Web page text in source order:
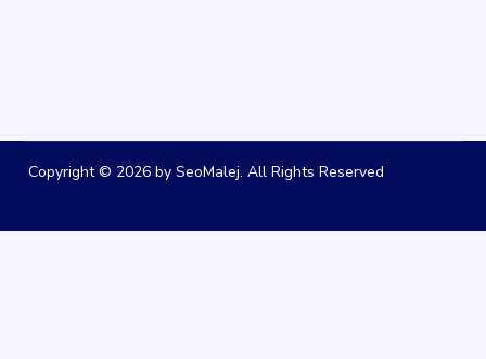
Copyright © 2026 by SeoMalej. All Rights Reserved